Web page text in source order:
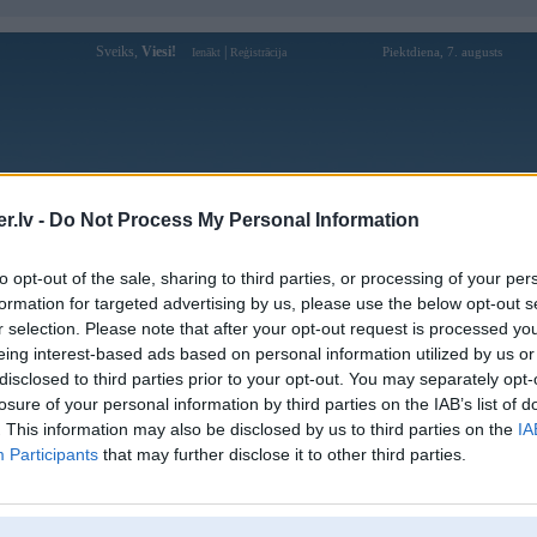
- Do Not Process My Personal Information
opt-out of the sale, sharing to third parties, or processing of your
for targeted advertising by us, please use the below opt-out
selection. Please note that after your opt-out request is processed
interest-based ads based on personal information utilized by us
to third parties prior to your opt-out. You may separately
of your personal information by third parties on the IAB’s list of
This information may also be disclosed by us to third parties on the
Participants that may further disclose it to other third parties.
Sveiks, Viesi! Ienākt Reģistrācija Piektdiena, 7. augusts
Forums Galerijas Reģistrācija Lietotāji
Lietotāja 98wincompany1 profils
Lietotājvārds:
98wincompany1
Ziņojumi forumā:
0
Pēdējie ziņojumi forumā